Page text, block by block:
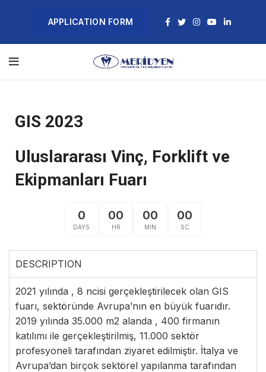
APPLICATION FORM
GIS 2023
Uluslararası Vinç, Forklift ve
Ekipmanları Fuarı
0
DAYS
00
HR
00
MIN
00
SC
DESCRIPTION
2021 yılında , 8 ncisi gerçekleştirilecek olan GIS
fuarı, sektöründe Avrupa’nın en büyük fuarıdır.
2019 yılında 35.000 m2 alanda , 400 firmanın
katılımı ile gerçekleştirilmiş, 11.000 sektör
profesyoneli tarafından ziyaret edilmiştir. İtalya ve
Avrupa’dan birçok sektörel yapılanma tarafından